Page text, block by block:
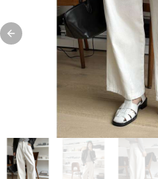
Previous slide